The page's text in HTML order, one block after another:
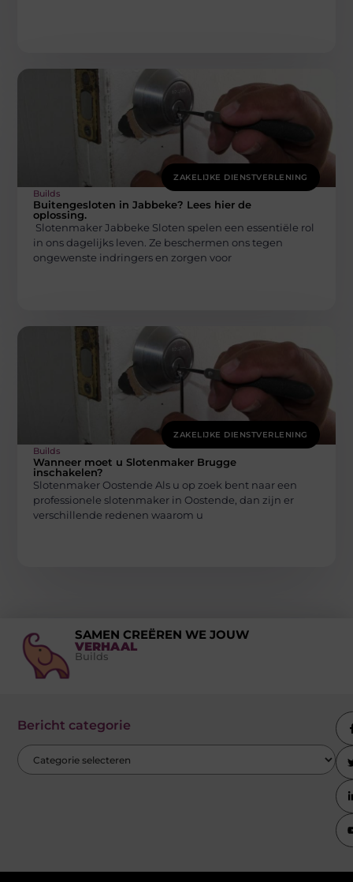
ZAKELIJKE DIENSTVERLENING
Builds
Buitengesloten in Jabbeke? Lees hier de
oplossing.
Slotenmaker Jabbeke Sloten spelen een essentiële rol
in ons dagelijks leven. Ze beschermen ons tegen
ongewenste indringers en zorgen voor
ZAKELIJKE DIENSTVERLENING
Builds
Wanneer moet u Slotenmaker Brugge
inschakelen?
Slotenmaker Oostende Als u op zoek bent naar een
professionele slotenmaker in Oostende, dan zijn er
verschillende redenen waarom u
SAMEN CREËREN WE JOUW
VERHAAL
Builds
Bericht categorie